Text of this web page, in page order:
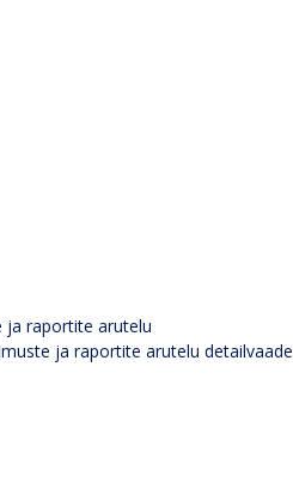
ja raportite arutelu
ja raportite arutelu detailvaade